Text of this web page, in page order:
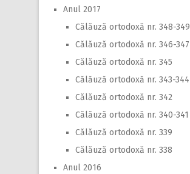
Anul 2017
Călăuză ortodoxă nr. 348-349
Călăuză ortodoxă nr. 346-347
Călăuză ortodoxă nr. 345
Călăuză ortodoxă nr. 343-344
Călăuză ortodoxă nr. 342
Călăuză ortodoxă nr. 340-341
Călăuză ortodoxă nr. 339
Călăuză ortodoxă nr. 338
Anul 2016